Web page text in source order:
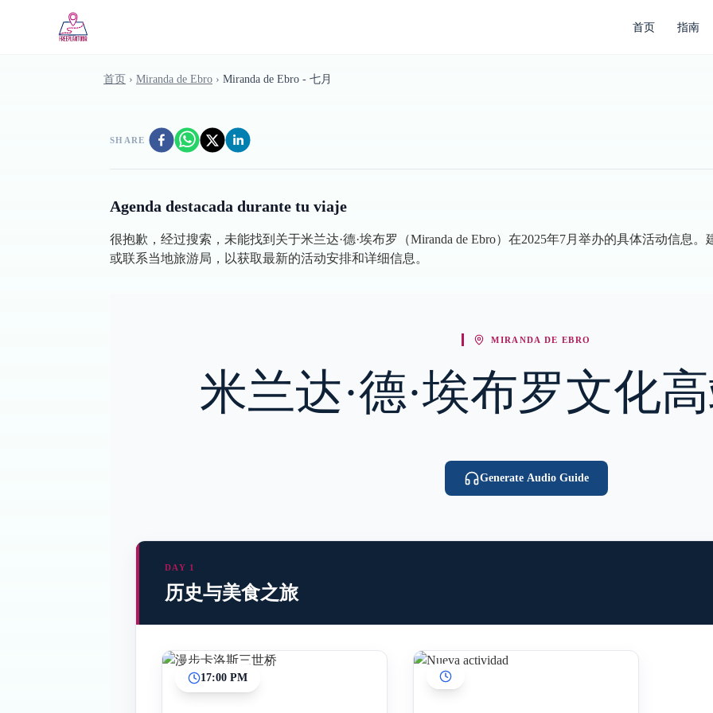
首页 指南
首页 › Miranda de Ebro › Miranda de Ebro - 七月
SHARE
Agenda destacada durante tu viaje
很抱歉，经过搜索，未能找到关于米兰达·德·埃布罗（Miranda de Ebro）在2025年7月举办的具体活动信息
或联系当地旅游局，以获取最新的活动安排和详细信息。
MIRANDA DE EBRO
米兰达·德·埃布罗文化
Generate Audio Guide
DAY 1
历史与美食之旅
17:00 PM